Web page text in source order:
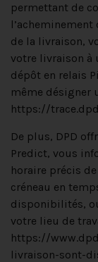
permettant de
de la livraison,
votre livraison à
dépôt en relais
même désigner
https://
De plus, DPD
Predict, vous
horaire précis
créneau en
disponibilités,
votre lieu de
https://
livraison-sont-